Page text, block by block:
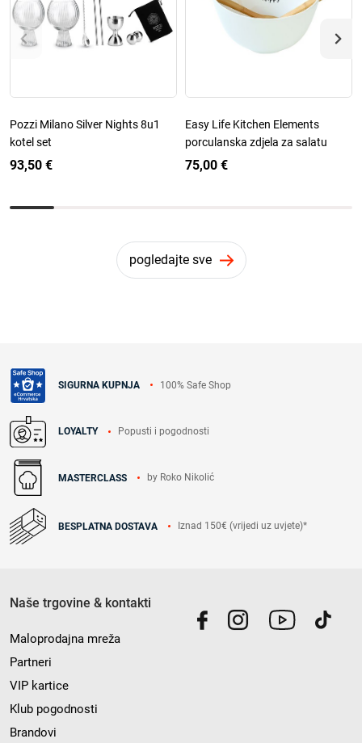
Pozzi Milano Silver Nights 8u1
kotel set
93,50 €
Easy Life Kitchen Elements
porculanska zdjela za salatu
75,00 €
pogledajte sve
SIGURNA KUPNJA 100% Safe Shop
LOYALTY Popusti i pogodnosti
MASTERCLASS by Roko Nikolić
BESPLATNA DOSTAVA Iznad 150€ (vrijedi uz uvjete)*
Naše trgovine & kontakti
Maloprodajna mreža
Partneri
VIP kartice
Klub pogodnosti
Brandovi